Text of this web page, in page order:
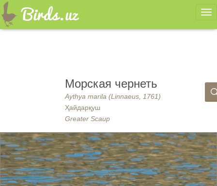
Морская чернеть
Aythya marila (Linnaeus, 1761)
Ҳайдарқуш
Greater Scaup